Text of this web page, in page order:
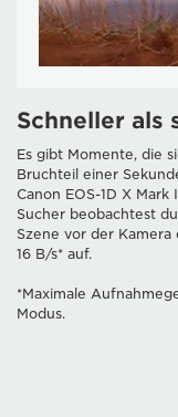
Schneller als
Es gibt Momente, die
Bruchteil einer
Canon EOS-1D X
Sucher beobachtest
Szene vor der
16 B/s* auf.
*Maximale
Modus.